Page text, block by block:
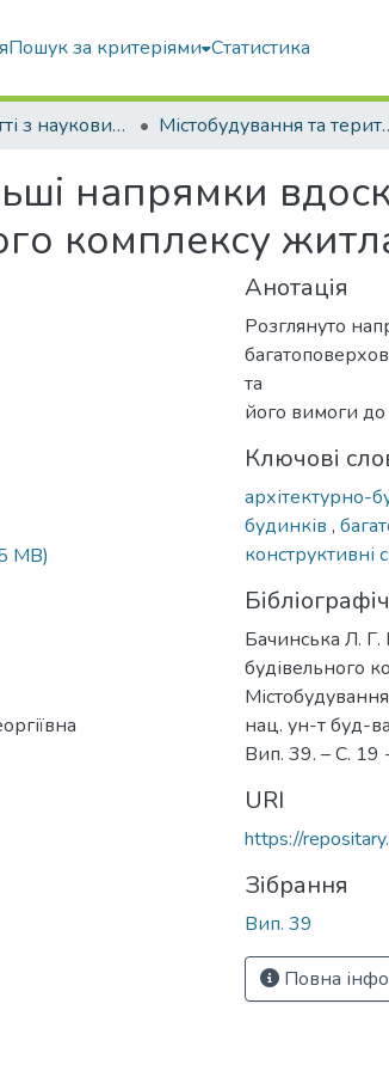
Пошук за критеріями Статистика
Вибрані статті з наукових збірників КНУБА Містобудування
напрямки
комплексу
MB)
Анотація
Розглянуто
та
його вимоги
Ключові
архітектурно-
будинків ,
конструктивні
Бачинська Л.
будівельного
нац. ун-т буд-
Вип. 39. – С. 19
URI
https://
Зібрання
Вип. 39
Повна